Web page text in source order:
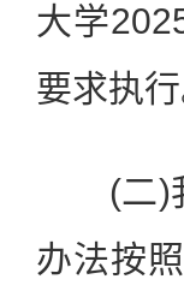
大学
要求执行
(二)我
办法按